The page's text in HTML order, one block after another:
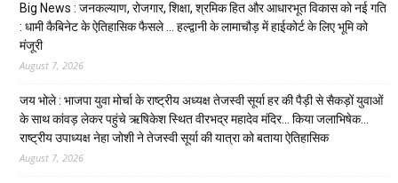
Big News : जनकल्याण, रोजगार, शिक्षा, श्रमिक हित और आधारभूत विकास को नई गति
: धामी कैबिनेट के ऐतिहासिक फैसले … हल्द्वानी के लामाचौड़ में हाईकोर्ट के लिए भूमि को
मंजूरी
August 7, 2026
जय भोले : भाजपा युवा मोर्चा के राष्ट्रीय अध्यक्ष तेजस्वी सूर्या हर की पैड़ी से सैकड़ों युवाओं
के साथ कांवड़ लेकर पहुंचे ऋषिकेश स्थित वीरभद्र महादेव मंदिर… किया जलाभिषेक…
राष्ट्रीय उपाध्यक्ष नेहा जोशी ने तेजस्वी सूर्या की यात्रा को बताया ऐतिहासिक
August 7, 2026